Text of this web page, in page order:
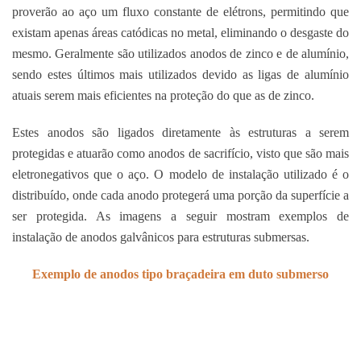
proverão ao aço um fluxo constante de elétrons, permitindo que
existam apenas áreas catódicas no metal, eliminando o desgaste do
mesmo. Geralmente são utilizados anodos de zinco e de alumínio,
sendo estes últimos mais utilizados devido as ligas de alumínio
atuais serem mais eficientes na proteção do que as de zinco.
Estes anodos são ligados diretamente às estruturas a serem
protegidas e atuarão como anodos de sacrifício, visto que são mais
eletronegativos que o aço. O modelo de instalação utilizado é o
distribuído, onde cada anodo protegerá uma porção da superfície a
ser protegida. As imagens a seguir mostram exemplos de
instalação de anodos galvânicos para estruturas submersas.
Exemplo de anodos tipo braçadeira em duto submerso